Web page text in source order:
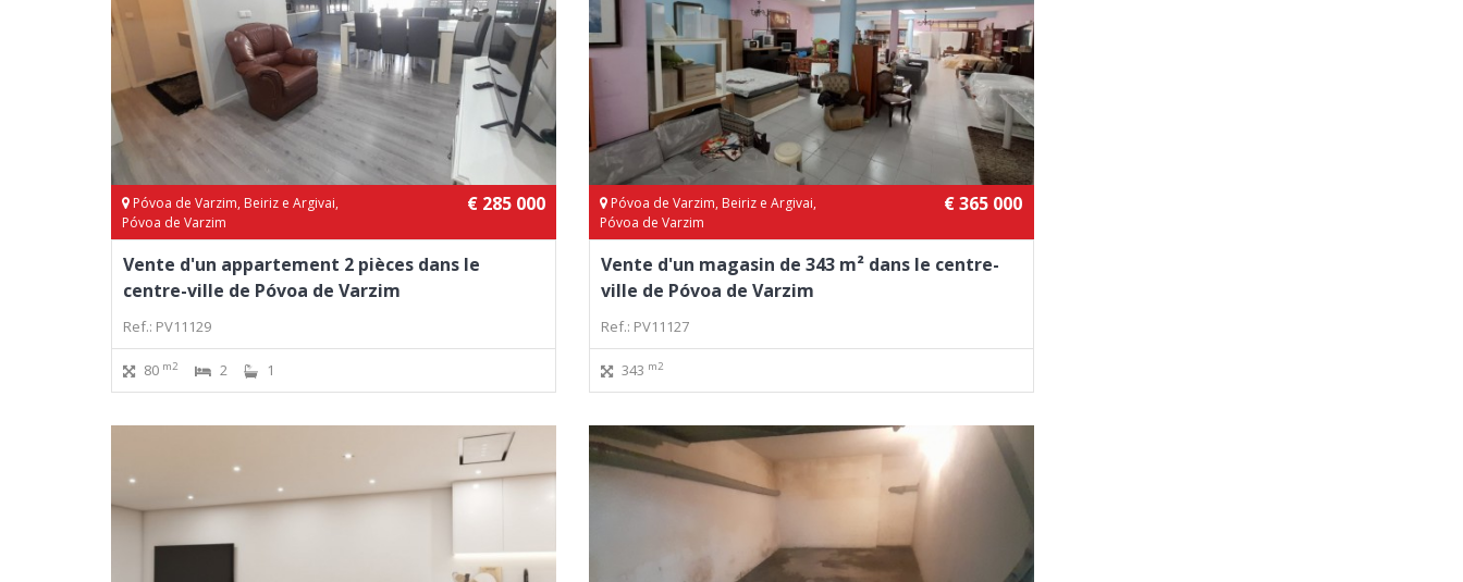
Póvoa de Varzim, Beiriz e Argivai,
Póvoa de Varzim
€ 285 000
Vente d'un appartement 2 pièces dans le
centre-ville de Póvoa de Varzim
Ref.: PV11129
80 m2 2 1
Póvoa de Varzim, Beiriz e Argivai,
Póvoa de Varzim
€ 365 000
Vente d'un magasin de 343 m² dans le centre-
ville de Póvoa de Varzim
Ref.: PV11127
343 m2